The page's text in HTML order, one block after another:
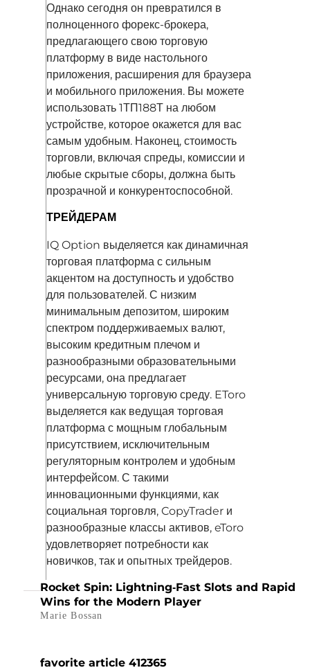
Однако сегодня он превратился в
полноценного форекс-брокера,
предлагающего свою торговую
платформу в виде настольного
приложения, расширения для браузера
и мобильного приложения. Вы можете
использовать 1ТП188Т на любом
устройстве, которое окажется для вас
самым удобным. Наконец, стоимость
торговли, включая спреды, комиссии и
любые скрытые сборы, должна быть
прозрачной и конкурентоспособной.
ТРЕЙДЕРАМ
IQ Option выделяется как динамичная
торговая платформа с сильным
акцентом на доступность и удобство
для пользователей. С низким
минимальным депозитом, широким
спектром поддерживаемых валют,
высоким кредитным плечом и
разнообразными образовательными
ресурсами, она предлагает
универсальную торговую среду. EToro
выделяется как ведущая торговая
платформа с мощным глобальным
присутствием, исключительным
регуляторным контролем и удобным
интерфейсом. С такими
инновационными функциями, как
социальная торговля, CopyTrader и
разнообразные классы активов, eToro
удовлетворяет потребности как
новичков, так и опытных трейдеров.
Rocket Spin: Lightning‑Fast Slots and Rapid
Wins for the Modern Player
Marie Bossan
favorite article 412365